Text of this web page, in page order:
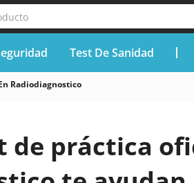
Test De Sanidad
Radiodiagnostico
de práctica